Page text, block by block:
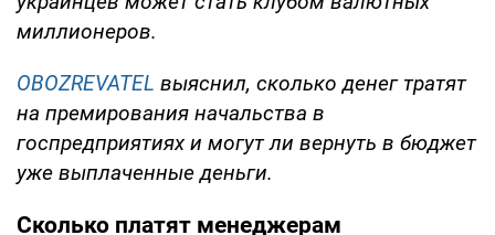
миллионеров.
OBOZREVATEL выяснил, сколько денег тратят
на премирования начальства в
госпредприятиях и могут ли вернуть в бюджет
уже выплаченные деньги.
Сколько платят менеджерам